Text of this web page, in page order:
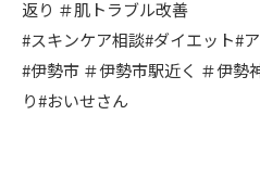
返り ＃肌トラブル改善
#スキンケア相談#ダイエット#
#伊勢市 ＃伊勢市駅近く ＃伊勢
り#おいせさん